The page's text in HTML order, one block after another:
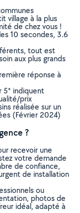
village à la plus
de chez vous !
10 secondes, 3.6
tout est
aux plus grands
réponse à
5* indiquent
prix
réalisée sur un
(Février 2024)
?
recevoir une
votre demande
de confiance,
de installation
ou
photos de
idéal, adapté à